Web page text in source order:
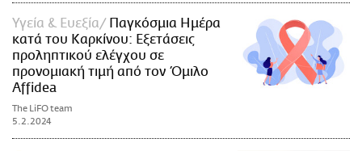
Υγεία & Ευεξία
Παγκόσμια Ημέρα
κατά του Καρκίνου: Εξετάσεις
προληπτικού ελέγχου σε
προνομιακή τιμή από τον Όμιλο
Affidea
The LiFO team
5.2.2024